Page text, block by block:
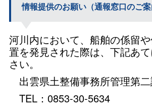
情報提供のお願い（通報窓口のご案
河川内において、船舶の係留
置を発見された際は、下記あ
さい。
出雲県土整備事務所管理第
TEL：0853-30-5634